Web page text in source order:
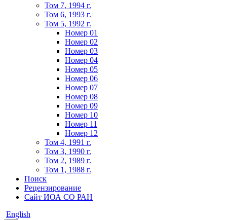
Том 7, 1994 г.
Том 6, 1993 г.
Том 5, 1992 г.
Номер 01
Номер 02
Номер 03
Номер 04
Номер 05
Номер 06
Номер 07
Номер 08
Номер 09
Номер 10
Номер 11
Номер 12
Том 4, 1991 г.
Том 3, 1990 г.
Том 2, 1989 г.
Том 1, 1988 г.
Поиск
Рецензирование
Сайт ИОА СО РАН
English